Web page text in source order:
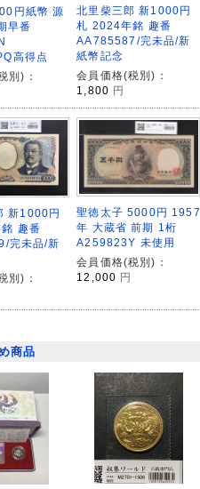
円紙幣 源
早番
高得点
別)：
北里柴三郎 新1000円
札 2024年銘 趣番
AA785587/完未品/新
紙幣記念
会員価格(税別)：
1,800 円
新1000円
趣番
完未品/新
別)：
聖徳太子 5000円 1957
年 大蔵省 前期 1桁
A259823Y 未使用
会員価格(税別)：
12,000 円
商品